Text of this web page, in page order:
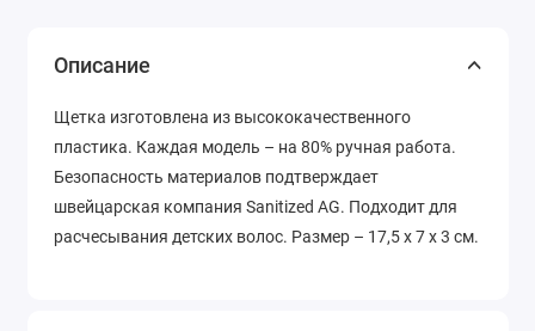
Описание
Щетка изготовлена из высококачественного
пластика. Каждая модель – на 80% ручная работа.
Безопасность материалов подтверждает
швейцарская компания Sanitized AG. Подходит для
расчесывания детских волос. Размер – 17,5 x 7 x 3 см.